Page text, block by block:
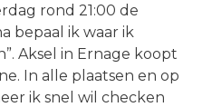
rond 21:00 de
bepaal ik waar ik
Aksel in Ernage koopt
In alle plaatsen en op
ik snel wil checken